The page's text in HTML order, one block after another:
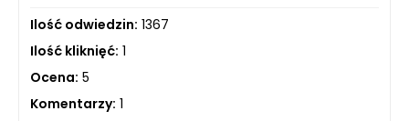
Ilość odwiedzin: 1367
Ilość kliknięć: 1
Ocena: 5
Komentarzy: 1